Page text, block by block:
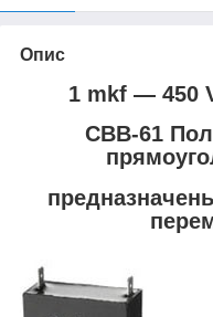
Опис
1 mkf ― 450
CBB-61